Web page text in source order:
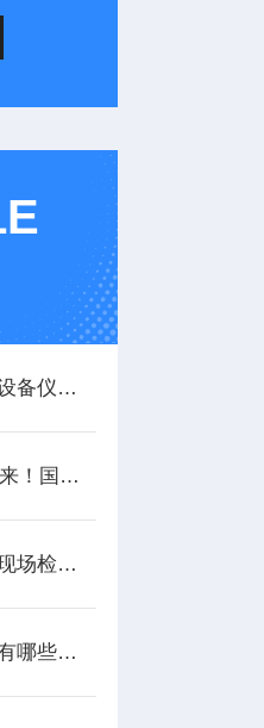
食品厂化验室需要哪些设备仪器【重磅上市】食品厂化验室需要哪些设备仪器
2026市场监管单位看过来！国产快检设备榜，天研仪器推荐
土壤农药残留检测仪【现场检测】土壤农药残留检测仪
食品甲醛检测仪的应用有哪些【震撼上市】食品甲醛检测仪